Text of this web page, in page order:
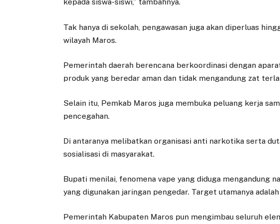
kepada siswa-siswi,” tambahnya.
Tak hanya di sekolah, pengawasan juga akan diperluas
wilayah Maros.
Pemerintah daerah berencana berkoordinasi dengan
produk yang beredar aman dan tidak mengandung zat
Selain itu, Pemkab Maros juga membuka peluang kerja
pencegahan.
Di antaranya melibatkan organisasi anti narkotika serta
sosialisasi di masyarakat.
Bupati menilai, fenomena vape yang diduga mengandung
yang digunakan jaringan pengedar. Target utamanya
Pemerintah Kabupaten Maros pun mengimbau seluruh